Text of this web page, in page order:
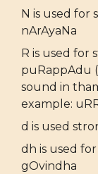
N is used for
nArAyaNa
R is used for
puRappAdu
sound in
example:
d is used
dh is used
gOvindha